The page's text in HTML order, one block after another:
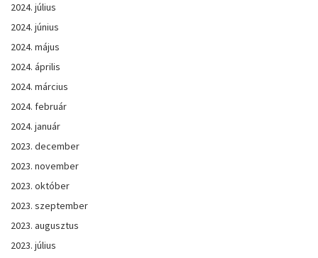
2024. július
2024. június
2024. május
2024. április
2024. március
2024. február
2024. január
2023. december
2023. november
2023. október
2023. szeptember
2023. augusztus
2023. július